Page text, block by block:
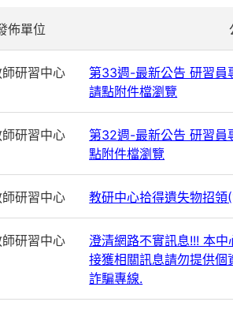
佈單位
研習中心
第33週-最新公告 研習員
請點附件檔瀏覽
研習中心
第32週-最新公告 研習員
點附件檔瀏覽
研習中心 教研中心拾得遺失物招領
研習中心
澄清網路不實訊息!!! 本
接獲相關訊息請勿提供個
詐騙專線.